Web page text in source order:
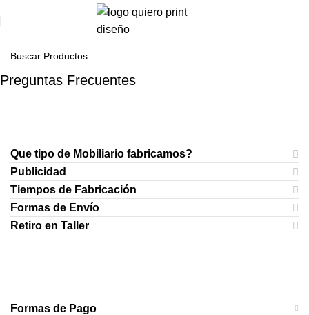
Preguntas Frecuentes
Que tipo de Mobiliario fabricamos?
Publicidad
Tiempos de Fabricación
Formas de Envío
Retiro en Taller
Formas de Pago